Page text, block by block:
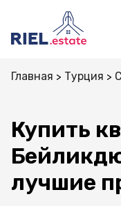
Главная Турция
Купить
лучшие